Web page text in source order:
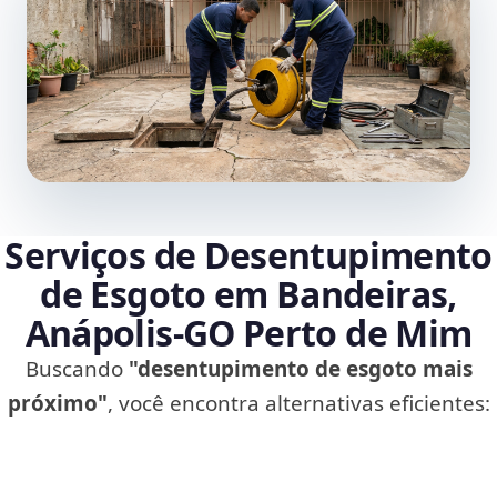
Serviços de Desentupimento
de Esgoto em Bandeiras,
Anápolis‑GO Perto de Mim
Buscando "desentupimento de esgoto mais
próximo", você encontra alternativas eficientes: